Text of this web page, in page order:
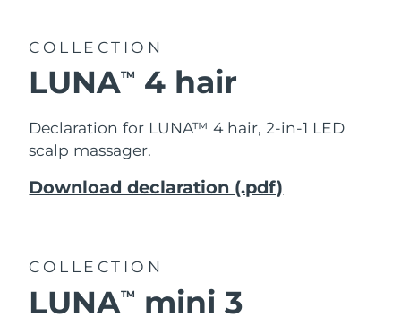
COLLECTION
LUNATM 4 hair
Declaration for LUNA™ 4 hair,2-in-1 LED
scalp massager.
Download declaration (.pdf)
COLLECTION
LUNATM mini 3